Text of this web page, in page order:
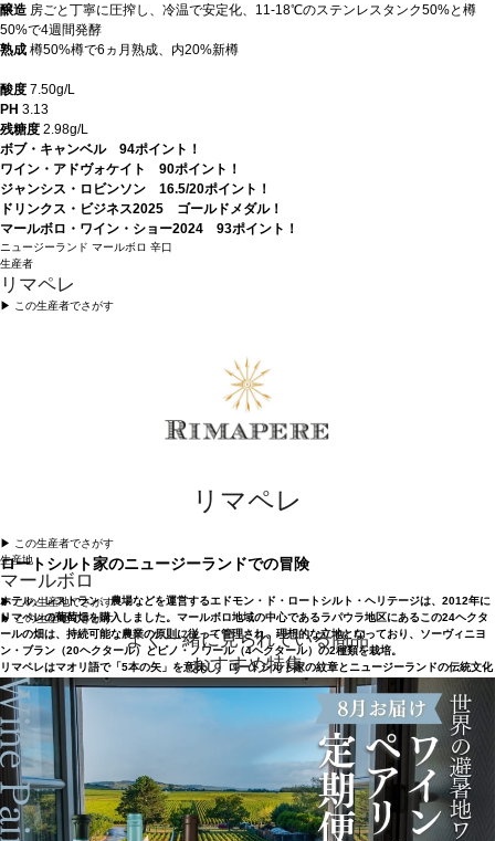
醸造 房ごと丁寧に圧搾し、冷温で安定化、11-18℃のステンレスタンク50%と樽
50%で4週間発酵
熟成 樽50%樽で6ヵ月熟成、内20%新樽
酸度 7.50g/L
PH 3.13
残糖度 2.98g/L
ボブ・キャンベル 94ポイント！
ワイン・アドヴォケイト 90ポイント！
ジャンシス・ロビンソン 16.5/20ポイント！
ドリンクス・ビジネス2025 ゴールドメダル！
マールボロ・ワイン・ショー2024 93ポイント！
ニュージーランド マールボロ 辛口
生産者
リマペレ
▶︎ この生産者でさがす
リマペレ
ロートシルト家のニュージーランドでの冒険
ホテル、レストラン、農場などを運営するエドモン・ド・ロートシルト・ヘリテージは、2012年に
リマペレの葡萄畑を購入しました。マールボロ地域の中心であるラパウラ地区にあるこの24ヘクタ
ールの畑は、持続可能な農業の原則に従って管理され、理想的な立地となっており、ソーヴィニヨ
ン・ブラン（20ヘクタール）とピノ・ノワール（4ヘクタール）の2種類を栽培。
リマペレはマオリ語で「5本の矢」を意味し、ロートシルト家の紋章とニュージーランドの伝統文化
を同時に称えています。ロートシルト家のニュージーランドでの冒険は、2012年にベンジャミン・
ド・ロートシルトがリマペレという名の世界クラスのソーヴィニヨン・ブランを造ることを決めた
ときから始まりました。ベンジャミンは、マールボロ渓谷に抱かれたゴールデンマイルの中心とい
う理想的なラバウラに葡萄畑を購入したのです。
▶︎ この生産者でさがす
生産地
マールボロ
▶︎ この生産地でさがす
▶︎ この生産地でさがす
よく一緒に見られている商品
おすすめ特集